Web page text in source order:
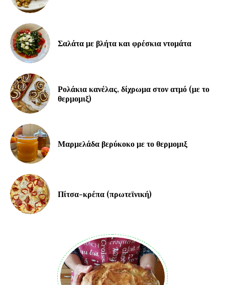
Σαλάτα με βλήτα και φρέσκια ντομάτα
Ρολάκια κανέλας, δίχρωμα στον ατμό (με το
θερμομιξ)
Μαρμελάδα βερύκοκο με το θερμομιξ
Πίτσα-κρέπα (πρωτεϊνική)